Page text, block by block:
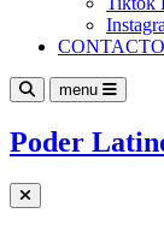
CONTACTO
menu
Poder